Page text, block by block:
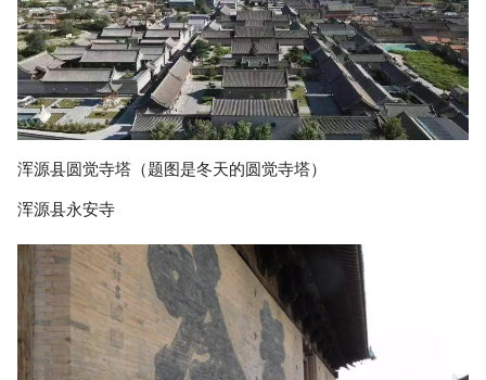
浑源县圆觉寺塔（题图是冬天的圆觉寺塔）
浑源县永安寺